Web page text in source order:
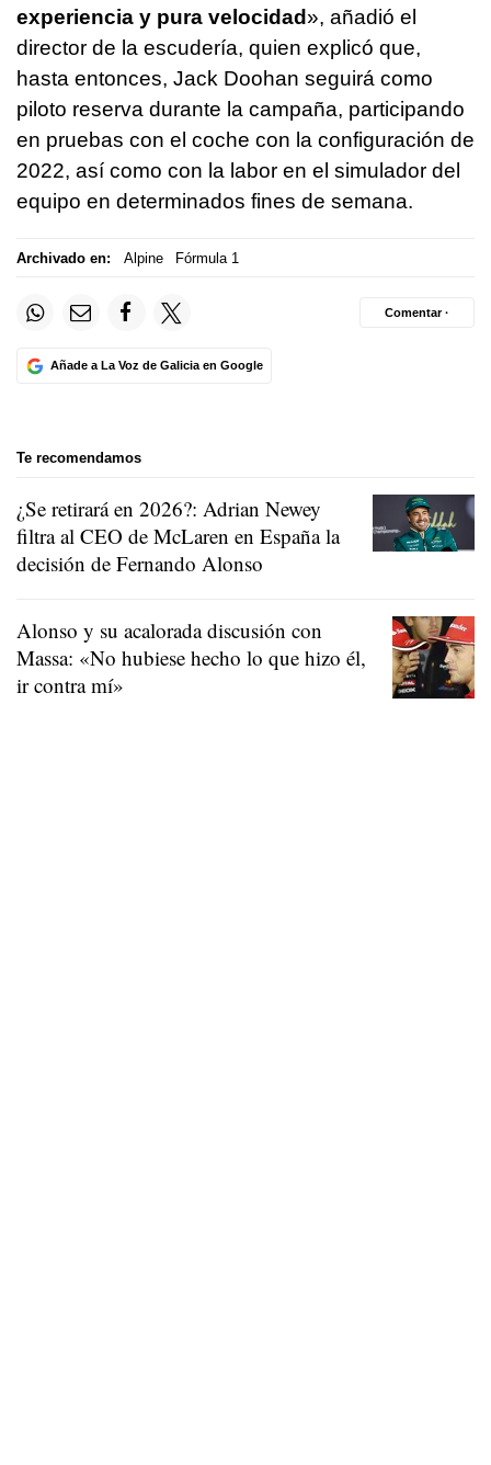
experiencia y pura velocidad», añadió el
director de la escudería, quien explicó que,
hasta entonces, Jack Doohan seguirá como
piloto reserva durante la campaña, participando
en pruebas con el coche con la configuración de
2022, así como con la labor en el simulador del
equipo en determinados fines de semana.
Archivado en: Alpine Fórmula 1
Añade a La Voz de Galicia en Google
Comentar ·
Te recomendamos
¿Se retirará en 2026?: Adrian Newey
filtra al CEO de McLaren en España la
decisión de Fernando Alonso
Alonso y su acalorada discusión con
Massa: «No hubiese hecho lo que hizo él,
ir contra mí»